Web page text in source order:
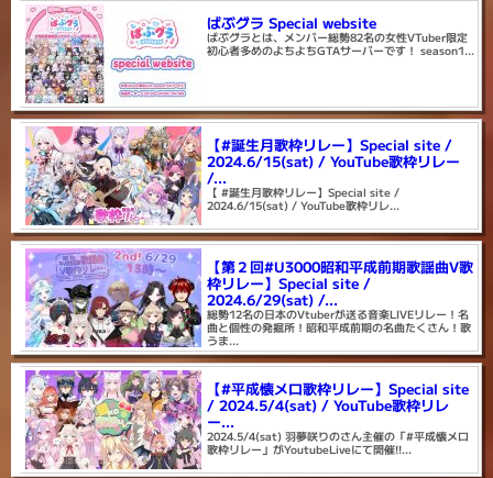
ばぶグラ Special website
ばぶグラとは、メンバー総勢82名の女性VTuber限定
初心者多めのよちよちGTAサーバーです！ season1...
【#誕生月歌枠リレー】Special site /
2024.6/15(sat) / YouTube歌枠リレー
/...
【 #誕生月歌枠リレー】Special site /
2024.6/15(sat) / YouTube歌枠リレ...
【第２回#U3000昭和平成前期歌謡曲V歌
枠リレー】Special site /
2024.6/29(sat) /...
総勢12名の日本のVtuberが送る音楽LIVEリレー！名
曲と個性の発掘所！昭和平成前期の名曲たくさん！歌
うま...
【#平成懐メロ歌枠リレー】Special site
/ 2024.5/4(sat) / YouTube歌枠リレ
ー...
2024.5/4(sat) 羽夢咲りのさん主催の「#平成懐メロ
歌枠リレー」がYoutubeLiveにて開催!!...